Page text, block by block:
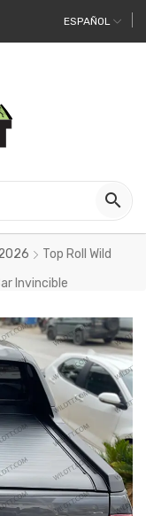
ESPAÑOL

Top Roll Wild
Invincible